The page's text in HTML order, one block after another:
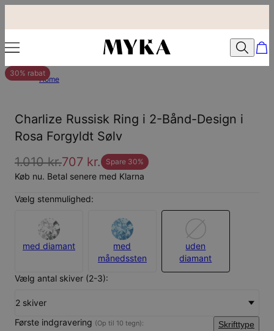
30% rabat
Home
Charlize Russisk Ring i 2-Bånd-Design i
Rosa Forgyldt Sølv
1.010 kr.707 kr. Spare 30%
Køb nu. Betal senere med Klarna
Vælg stenmulighed:
med diamant
med
månedssten
uden
diamant
Vælg antal skiver (2-3):
2 skiver
Første indgravering (Op til 10 tegn): Skrifttype